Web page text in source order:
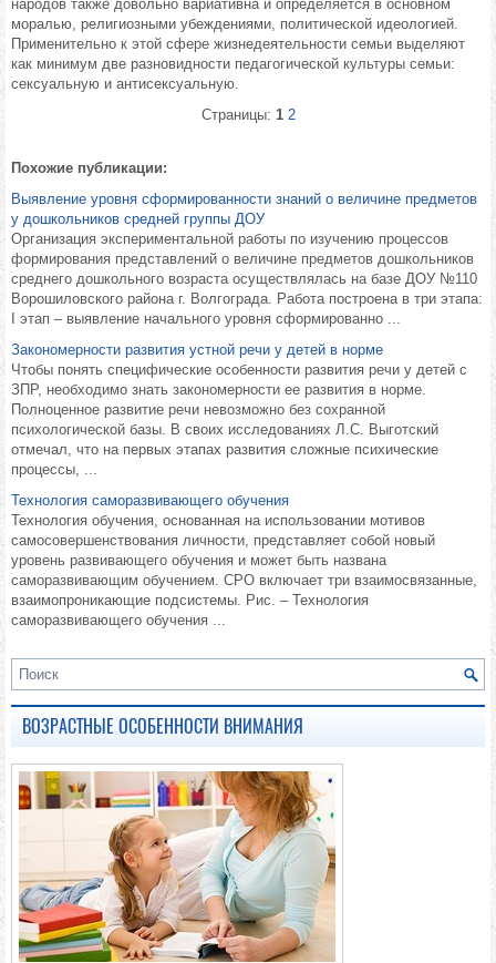
народов также довольно вариативна и определяется в основном
моралью, религиозными убеждениями, политической идеологией.
Применительно к этой сфере жизнедеятельности семьи выделяют
как минимум две разновидности педагогической культуры семьи:
сексуальную и антисексуальную.
Страницы: 1 2
Похожие публикации:
Выявление уровня сформированности знаний о величине предметов
у дошкольников средней группы ДОУ
Организация экспериментальной работы по изучению процессов
формирования представлений о величине предметов дошкольников
среднего дошкольного возраста осуществлялась на базе ДОУ №110
Ворошиловского района г. Волгограда. Работа построена в три этапа:
I этап – выявление начального уровня сформированно ...
Закономерности развития устной речи у детей в норме
Чтобы понять специфические особенности развития речи у детей с
ЗПР, необходимо знать закономерности ее развития в норме.
Полноценное развитие речи невозможно без сохранной
психологической базы. В своих исследованиях Л.С. Выготский
отмечал, что на первых этапах развития сложные психические
процессы, ...
Технология саморазвивающего обучения
Технология обучения, основанная на использовании мотивов
самосовершенствования личности, представляет собой новый
уровень развивающего обучения и может быть названа
саморазвивающим обучением. СРО включает три взаимосвязанные,
взаимопроникающие подсистемы. Рис. – Технология
саморазвивающего обучения ...
ВОЗРАСТНЫЕ ОСОБЕННОСТИ ВНИМАНИЯ